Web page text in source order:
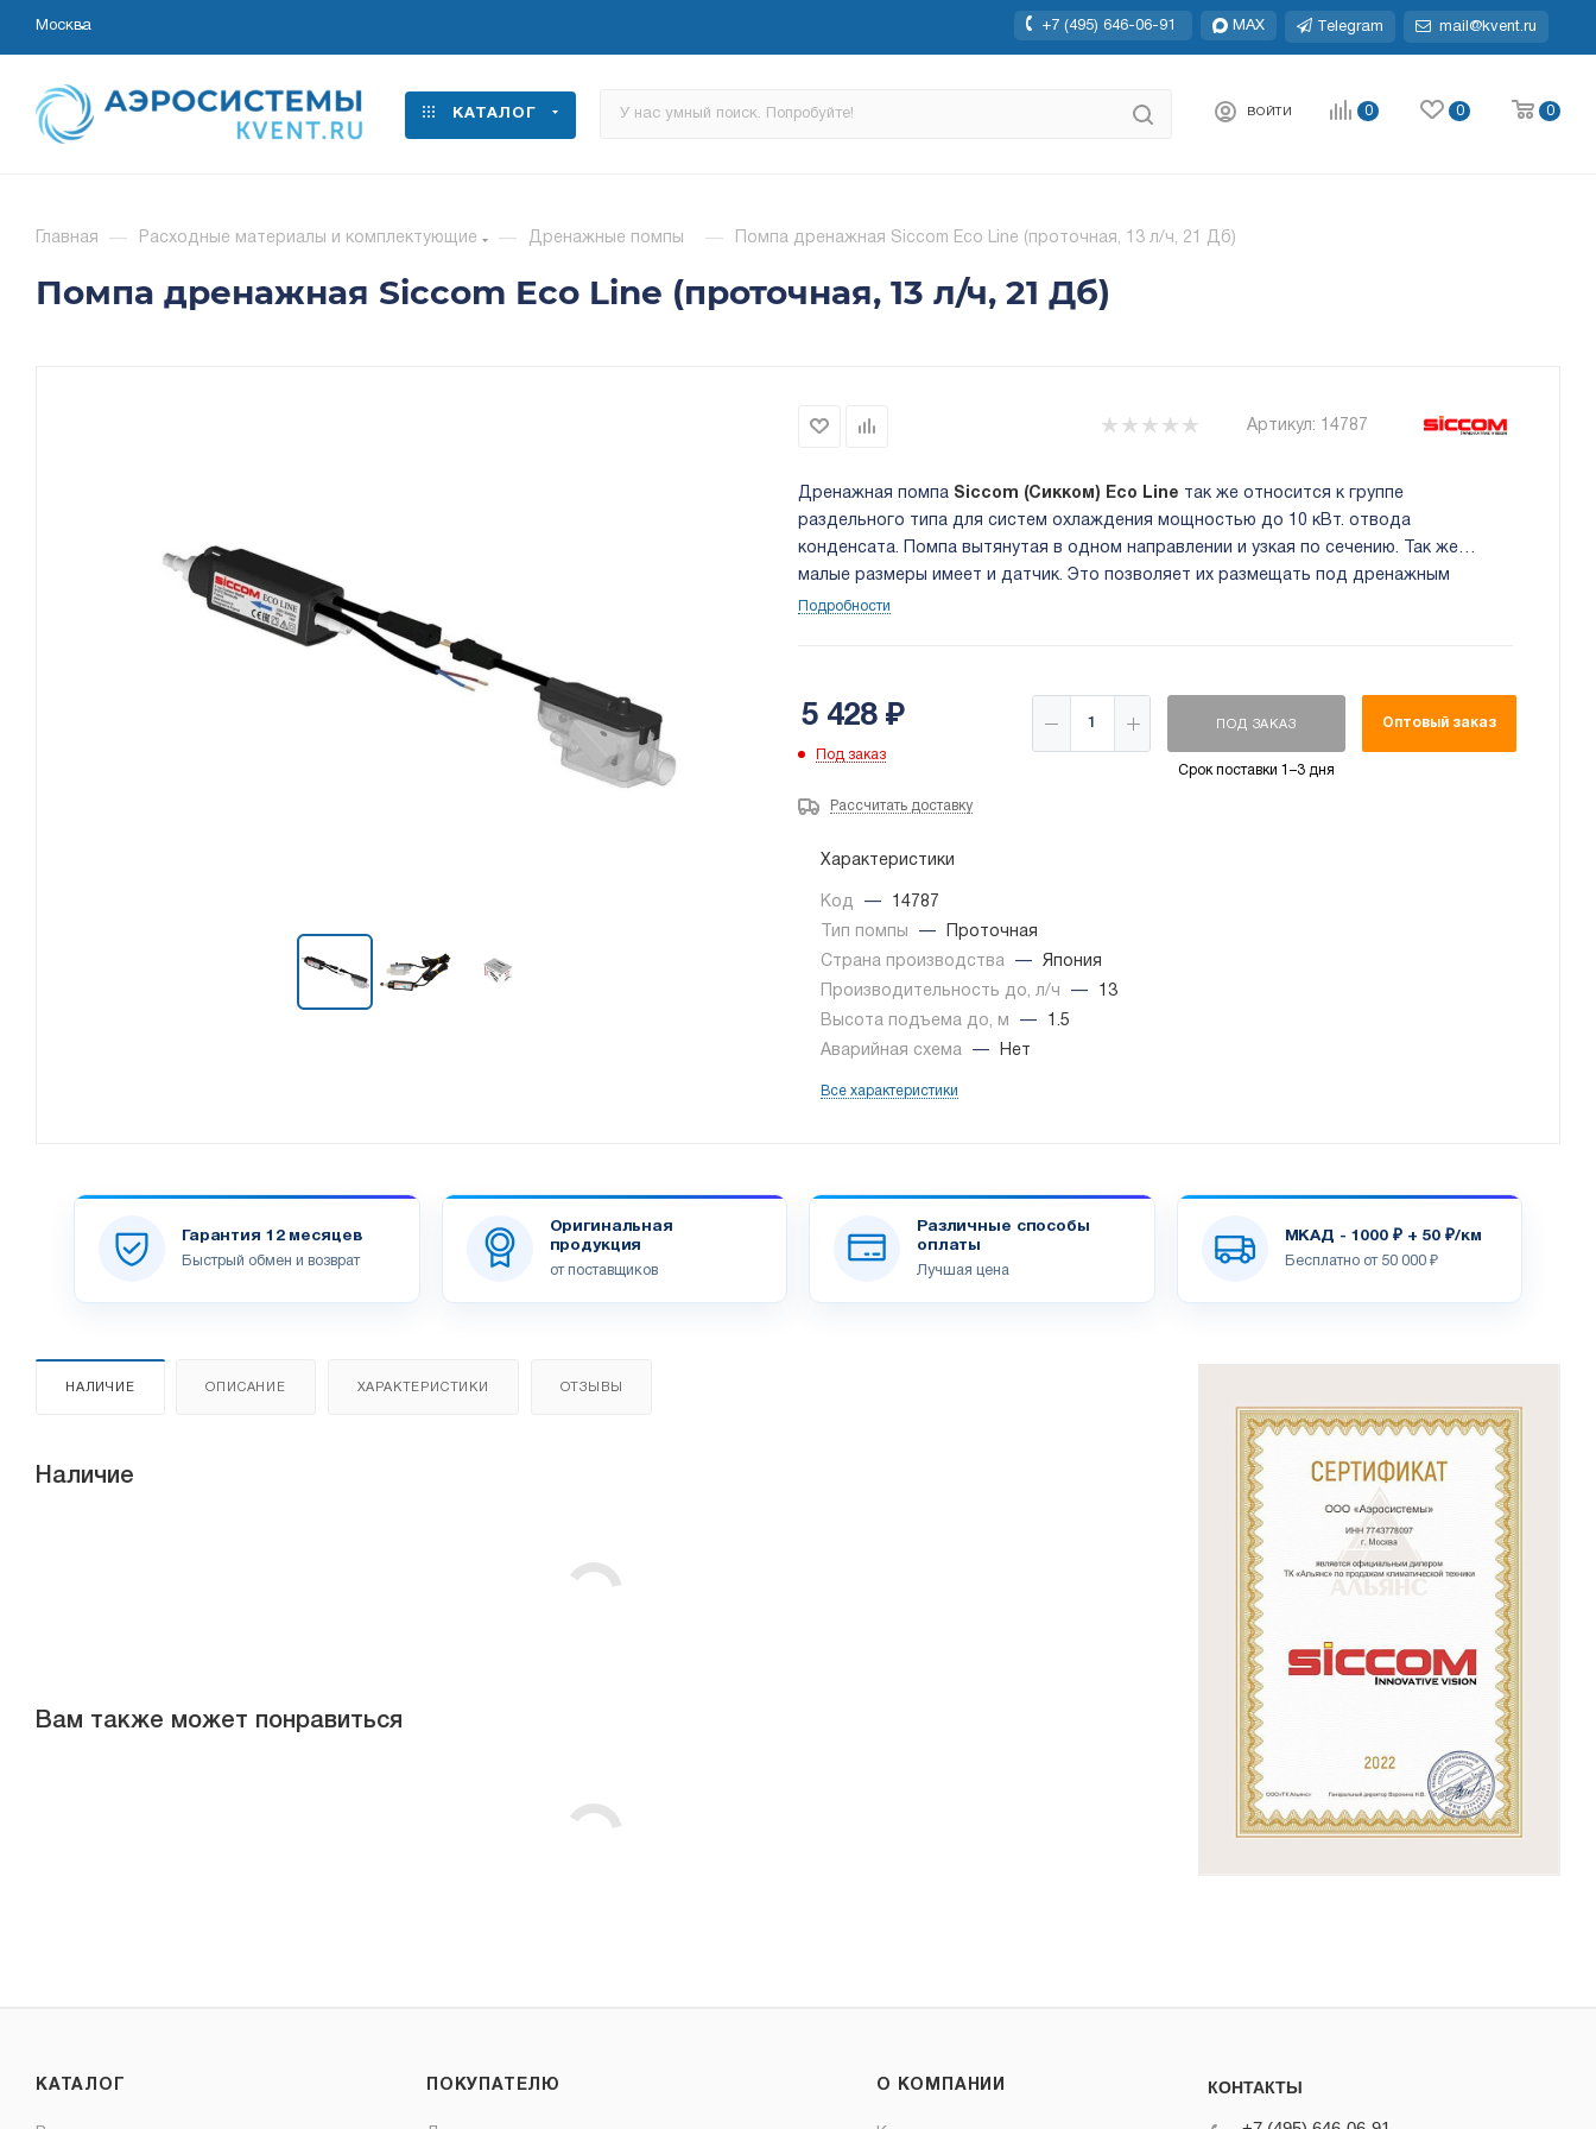
Москва +7 (495) 646-06-91 MAX Telegram mail@kvent.ru
КАТАЛОГ ВОЙТИ 0 0 0
Главная — Расходные материалы и комплектующие — Дренажные помпы — Помпа дренажная Siccom Eco Line (проточная, 13 л/ч, 21 Дб)
Помпа дренажная Siccom Eco Line (проточная, 13 л/ч, 21 Дб)
Артикул: 14787
Дренажная помпа Siccom (Сикком) Eco Line так же относится к группе
раздельного типа для систем охлаждения мощностью до 10 кВт. отвода
конденсата. Помпа вытянутая в одном направлении и узкая по сечению. Так же
малые размеры имеет и датчик. Это позволяет их размещать под дренажным
коробом настенного блока. Защита от пыли и влаги.
Подробности
5 428₽
Под заказ
ПОД ЗАКАЗ
Срок поставки 1–3 дня
Оптовый заказ
Рассчитать доставку
Характеристики
Код —
14787
Тип помпы
—
Проточная
Страна производства
—
Япония
Производительность до, л/ч
—
13
Высота подъема до, м
—
1.5
Аварийная схема
— Нет
Все характеристики
Гарантия 12 месяцев
Быстрый обмен и возврат
Оригинальная
продукция
от поставщиков
Различные способы
оплаты
Лучшая цена
МКАД - 1000 ₽ + 50 ₽/км
Бесплатно от 50 000 ₽
НАЛИЧИЕ ОПИСАНИЕ ХАРАКТЕРИСТИКИ ОТЗЫВЫ
Наличие
Вам также может понравиться
КАТАЛОГ ПОКУПАТЕЛЮ О КОМПАНИИ КОНТАКТЫ